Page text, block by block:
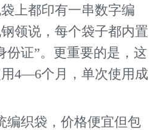
上都印有一串数字编
领说，每个袋子都内置
份证”。更重要的是，这
4—6个月，单次使用成
织袋，价格便宜但包